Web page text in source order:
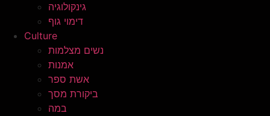
גינקולוגיה
דימוי גוף
Culture
נשים מצלמות
אמנות
אשת ספר
ביקורת מסך
במה